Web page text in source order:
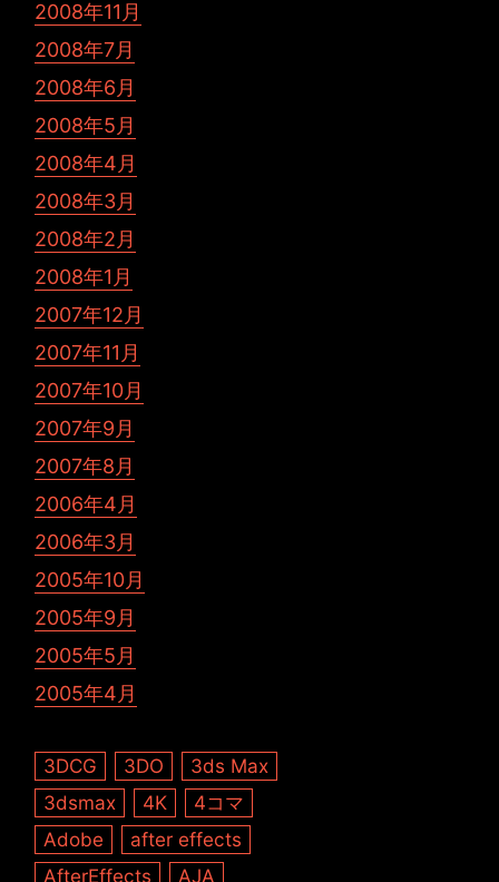
2008年11月
2008年7月
2008年6月
2008年5月
2008年4月
2008年3月
2008年2月
2008年1月
2007年12月
2007年11月
2007年10月
2007年9月
2007年8月
2006年4月
2006年3月
2005年10月
2005年9月
2005年5月
2005年4月
3DCG 3DO
3ds Max
3dsmax
4K
4コマ
Adobe
after effects
AfterEffects
AJA